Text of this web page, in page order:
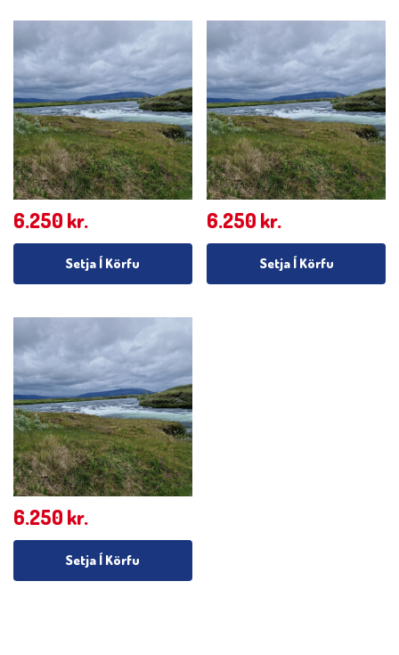
6.250 kr.
Setja Í Körfu
6.250 kr.
Setja Í Körfu
6.250 kr.
Setja Í Körfu